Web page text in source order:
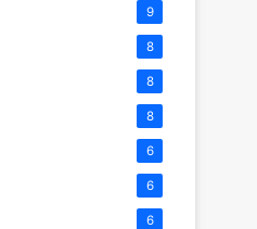
9
8
8
8
6
6
6